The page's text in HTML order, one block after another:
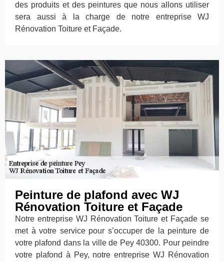
des produits et des peintures que nous allons utiliser
sera aussi à la charge de notre entreprise WJ
Rénovation Toiture et Façade.
Peinture de plafond avec WJ
Rénovation Toiture et Façade
Notre entreprise WJ Rénovation Toiture et Façade se
met à votre service pour s’occuper de la peinture de
votre plafond dans la ville de Pey 40300. Pour peindre
votre plafond à Pey, notre entreprise WJ Rénovation